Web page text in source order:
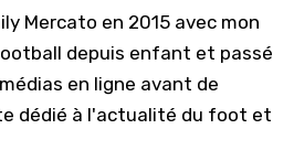
Mercato en 2015 avec mon
depuis enfant et passé
en ligne avant de
dédié à l'actualité du foot et